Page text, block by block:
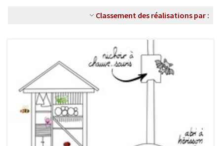
Classement des réalisations par :